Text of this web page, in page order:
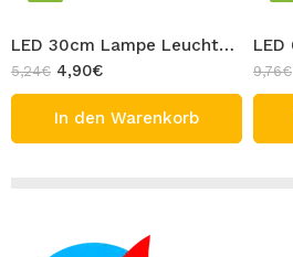
LED 30cm Lampe Leuchtstoffröhre 1x Unterschrank LED Röhre Leucht Licht T5 Rohr 5W Warmweiß 3000K
5,24€ 4,90€
In den Warenkorb
9,76€